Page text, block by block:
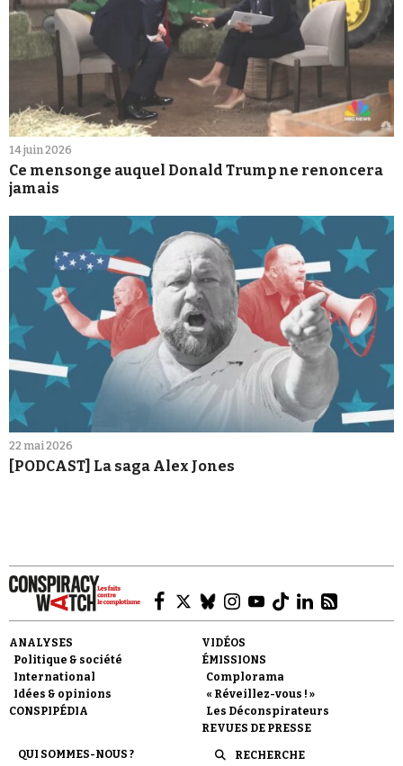
14 juin 2026
Ce mensonge auquel Donald Trump ne renoncera
jamais
22 mai 2026
[PODCAST] La saga Alex Jones
ANALYSES
Politique & société
International
Idées & opinions
CONSPIPÉDIA
VIDÉOS
ÉMISSIONS
Complorama
« Réveillez-vous ! »
Les Déconspirateurs
REVUES DE PRESSE
QUI SOMMES-NOUS ?
RECHERCHE